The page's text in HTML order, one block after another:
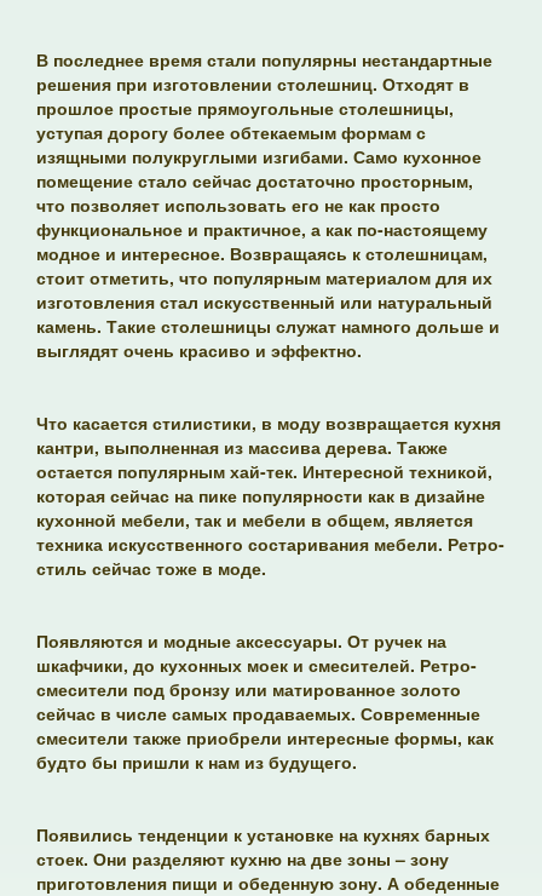
В последнее время стали популярны нестандартные
решения при изготовлении столешниц. Отходят в
прошлое простые прямоугольные столешницы,
уступая дорогу более обтекаемым формам с
изящными полукруглыми изгибами. Само кухонное
помещение стало сейчас достаточно просторным,
что позволяет использовать его не как просто
функциональное и практичное, а как по-настоящему
модное и интересное. Возвращаясь к столешницам,
стоит отметить, что популярным материалом для их
изготовления стал искусственный или натуральный
камень. Такие столешницы служат намного дольше и
выглядят очень красиво и эффектно.
Что касается стилистики, в моду возвращается кухня
кантри, выполненная из массива дерева. Также
остается популярным хай-тек. Интересной техникой,
которая сейчас на пике популярности как в дизайне
кухонной мебели, так и мебели в общем, является
техника искусственного состаривания мебели. Ретро-
стиль сейчас тоже в моде.
Появляются и модные аксессуары. От ручек на
шкафчики, до кухонных моек и смесителей. Ретро-
смесители под бронзу или матированное золото
сейчас в числе самых продаваемых. Современные
смесители также приобрели интересные формы, как
будто бы пришли к нам из будущего.
Появились тенденции к установке на кухнях барных
стоек. Они разделяют кухню на две зоны – зону
приготовления пищи и обеденную зону. А обеденные